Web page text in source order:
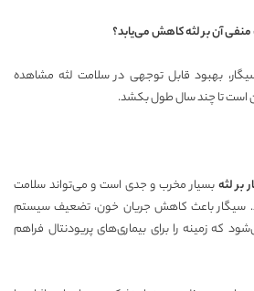
منفی آن بر لثه کاهش می‌یابد؟
بهبود قابل توجهی در سلامت لثه مشاهده
است تا چند سال طول بکشد.
بر لثهبسیار مخرب و جدی است و می‌تواند سلامت
سیگار باعث کاهش جریان خون، تضعیف سیستم
که زمینه را برای بیماری‌های پریودنتال فراهم